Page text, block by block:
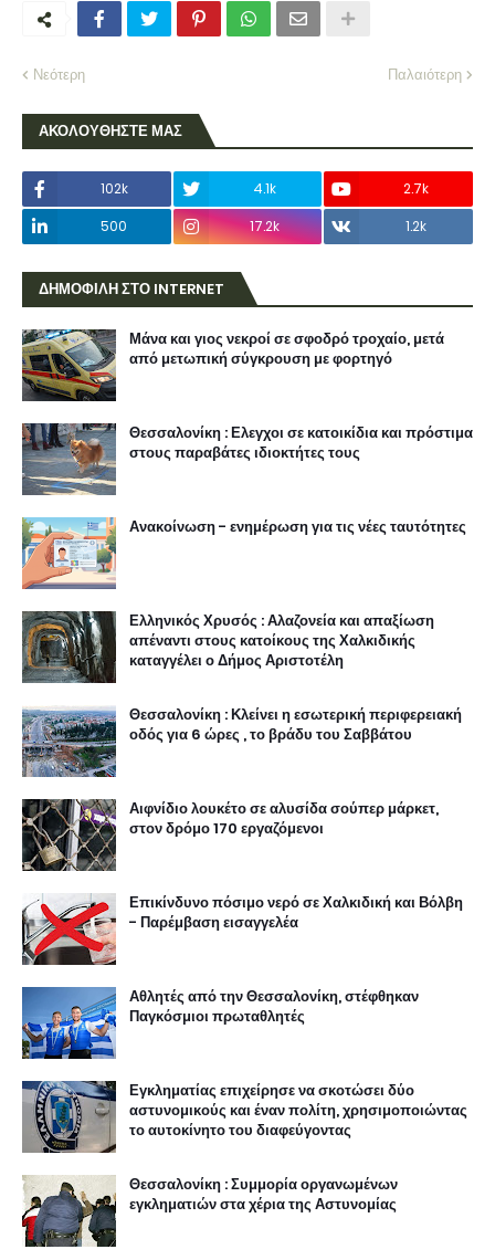
Νεότερη Παλαιότερη
ΑΚΟΛΟΥΘΗΣΤΕ ΜΑΣ
102k 4.1k
2.7k
500
17.2k 1.2k
ΔΗΜΟΦΙΛΗ ΣΤΟ INTERNET
Μάνα και γιος νεκροί σε σφοδρό τροχαίο, μετά
από μετωπική σύγκρουση με φορτηγό
Θεσσαλονίκη : Ελεγχοι σε κατοικίδια και πρόστιμα
στους παραβάτες ιδιοκτήτες τους
Ανακοίνωση - ενημέρωση για τις νέες ταυτότητες
Ελληνικός Χρυσός : Αλαζονεία και απαξίωση
απέναντι στους κατοίκους της Χαλκιδικής
καταγγέλει ο Δήμος Αριστοτέλη
Θεσσαλονίκη : Κλείνει η εσωτερική περιφερειακή
οδός για 6 ώρες , το βράδυ του Σαββάτου
Αιφνίδιο λουκέτο σε αλυσίδα σούπερ μάρκετ,
στον δρόμο 170 εργαζόμενοι
Επικίνδυνο πόσιμο νερό σε Χαλκιδική και Βόλβη
- Παρέμβαση εισαγγελέα
Αθλητές από την Θεσσαλονίκη, στέφθηκαν
Παγκόσμιοι πρωταθλητές
Εγκληματίας επιχείρησε να σκοτώσει δύο
αστυνομικούς και έναν πολίτη, χρησιμοποιώντας
το αυτοκίνητο του διαφεύγοντας
Θεσσαλονίκη : Συμμορία οργανωμένων
εγκληματιών στα χέρια της Αστυνομίας